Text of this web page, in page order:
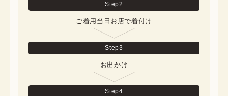
Step2
ご着用当日お店で着付け
Step3
お出かけ
Step4